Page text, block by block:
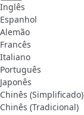
Inglês
Espanhol
Alemão
Francês
Italiano
Português
Japonês
Chinês (Simplificado)
Chinês (Tradicional)